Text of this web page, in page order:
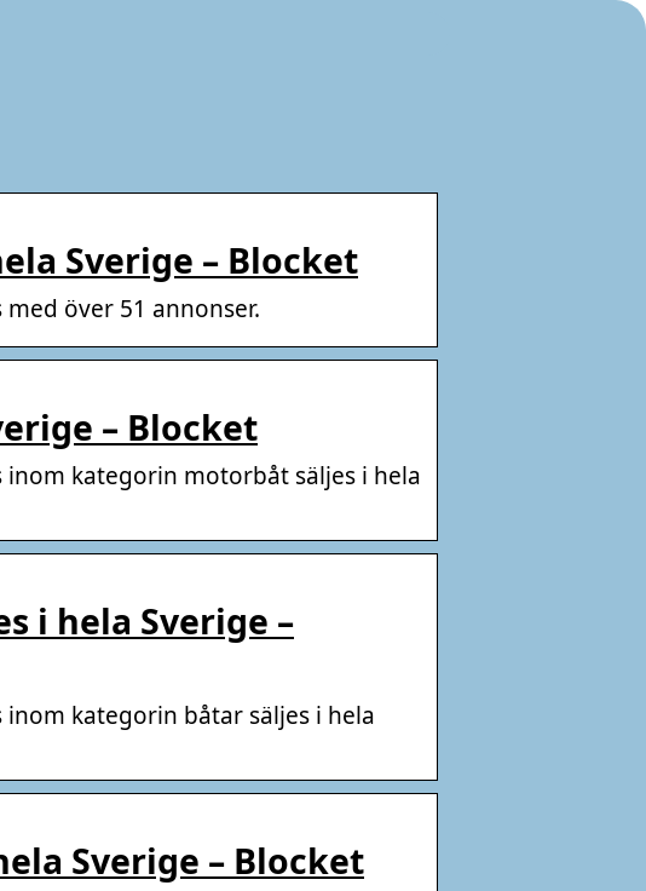
Sverige – Blocket
över 51 annonser.
– Blocket
inom kategorin motorbåt säljes i hela
i hela Sverige –
kategorin båtar säljes i hela
Sverige – Blocket